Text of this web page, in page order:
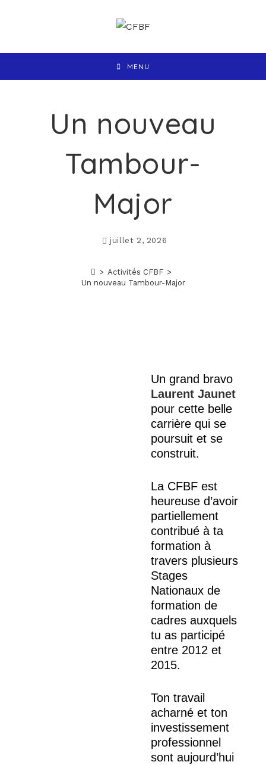
MENU
Un nouveau
Tambour-
Major
juillet 2, 2026
> Activités CFBF >
Un nouveau Tambour-Major
Un grand bravo
Laurent Jaunet
pour cette belle
carrière qui se
poursuit et se
construit.
La CFBF est
heureuse d’avoir
partiellement
contribué à ta
formation à
travers plusieurs
Stages
Nationaux de
formation de
cadres auxquels
tu as participé
entre 2012 et
2015.
Ton travail
acharné et ton
investissement
professionnel
sont aujourd’hui